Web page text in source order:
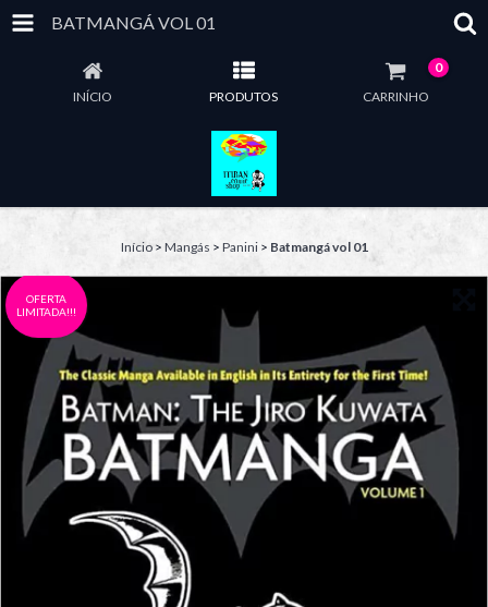
BATMANGÁ VOL 01
INÍCIO PRODUTOS CARRINHO
0
Início > Mangás > Panini > Batmangá vol 01
OFERTA
LIMITADA!!!